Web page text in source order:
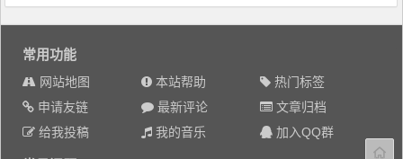
常用功能
网站地图 本站帮助
热门标签
申请友链
最新评论
文章归档
给我投稿
我的音乐 加入QQ群